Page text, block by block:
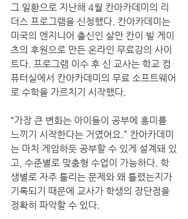
그 일환으로 지난해 4월 칸아카데미의 리
더스 프로그램을 신청했다. 칸아카데미는
미국의 엔지니어 출신인 살만 칸이 빌 게이
츠의 후원으로 만든 온라인 무료강의 사이
트다. 프로그램 이수 후 신 교사는 학교 컴
퓨터실에서 칸아카데미의 무료 소프트웨어
로 수학을 가르치기 시작했다.
“가장 큰 변화는 아이들이 공부에 흥미를
느끼기 시작한다는 거였어요.” 칸아카데미
는 마치 게임하듯 공부할 수 있게 설계돼 있
고, 수준별로 맞춤형 수업이 가능하다. 학
생별로 자주 틀리는 문제와 왜 틀렸는지가
기록되기 때문에 교사가 학생의 장단점을
정확히 파악할 수 있다.